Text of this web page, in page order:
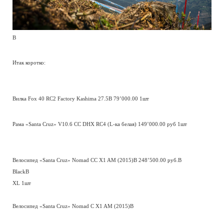
В
Итак коротко:
Вилка Fox 40 RC2 Factory Kashima 27.5В 79’000.00 1шт
Рама «Santa Cruz» V10.6 CC DHX RC4 (L-ка белая) 149’000.00 руб 1шт
Велосипед «Santa Cruz» Nomad CС X1 AM (2015)В 248’500.00 руб.В
BlackВ
XL 1шт
Велосипед «Santa Cruz» Nomad C X1 AM (2015)В